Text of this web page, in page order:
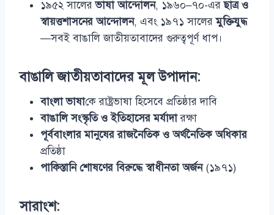
১৯৫২ সালেরভাষা আন্দোলন, ১৯৬০–৭০-এরছাত্র ও
স্বায়ত্তশাসনের আন্দোলন, এবং ১৯৭১ সালেরমুক্তিযুদ্ধ
—সবই বাঙালি জাতীয়তাবাদের গুরুত্বপূর্ণ ধাপ।
বাঙালি জাতীয়তাবাদের মূল উপাদান:
বাংলা ভাষাকে রাষ্ট্রভাষা হিসেবে প্রতিষ্ঠার দাবি
বাঙালি সংস্কৃতি ও ইতিহাসের মর্যাদারক্ষা
পূর্ববাংলার মানুষের রাজনৈতিক ও অর্থনৈতিক অধিকার
প্রতিষ্ঠা
পাকিস্তানি শোষণের বিরুদ্ধে স্বাধীনতা অর্জন(১৯৭১)
সারাংশ: